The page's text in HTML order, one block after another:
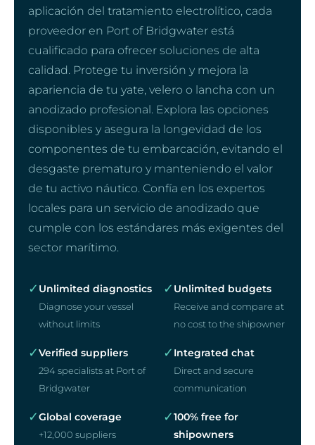
aplicación del tratamiento electrolítico, cada
proveedor en Port of Bridgwater está
cualificado para ofrecer soluciones de alta
calidad. Protege tu inversión y mejora la
apariencia de tu yate, velero o lancha con un
anodizado profesional. Explora las opciones
disponibles y asegura la longevidad de los
componentes de tu embarcación, evitando el
desgaste prematuro y manteniendo el valor
de tu activo náutico. Confía en los expertos
locales para un servicio de anodizado que
cumple con los estándares más exigentes del
sector marítimo.
✓ Unlimited diagnostics
Diagnose your vessel
without limits
✓ Unlimited budgets
Receive and compare at
no cost to the shipowner
✓Verified suppliers
294 specialists at Port of
Bridgwater
✓ Integrated chat
Direct and secure
communication
✓Global coverage
+12,000 suppliers
✓100% free for
shipowners